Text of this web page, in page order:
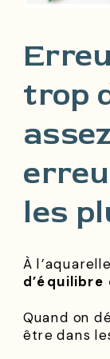
trop
les
À
Quand on
être dans